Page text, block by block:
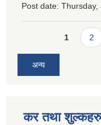
Post date: Thursday,
Pages1 2
अन्य
कर तथा शुल्कहरु